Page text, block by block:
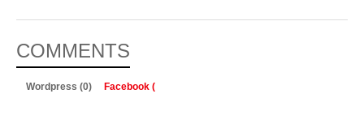
COMMENTS
Wordpress (0) Facebook (